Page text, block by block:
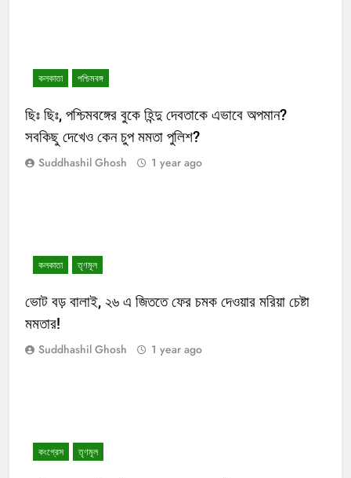
কলকাতা পশ্চিমবঙ্গ
ছিঃ ছিঃ, পশ্চিমবঙ্গের বুকে হিন্দু দেবতাকে এভাবে অপমান?
সবকিছু দেখেও কেন চুপ মমতা পুলিশ?
Suddhashil Ghosh 1 year ago
কলকাতা তৃণমূল
ভোট বড় বালাই, ২৬ এ জিততে ফের চমক দেওয়ার মরিয়া চেষ্টা
মমতার!
Suddhashil Ghosh 1 year ago
কংগ্রেস তৃণমূল